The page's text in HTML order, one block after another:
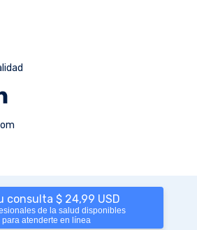
consulta $ 24,99 USD
de la salud disponibles
para atenderte en línea